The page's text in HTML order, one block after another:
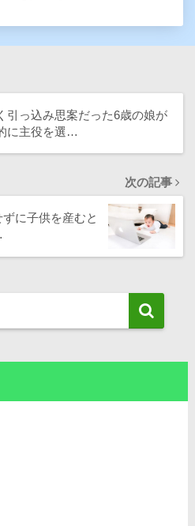
引っ込み思案だった6歳の娘が
に主役を選…
次の記事
に子供を産むと